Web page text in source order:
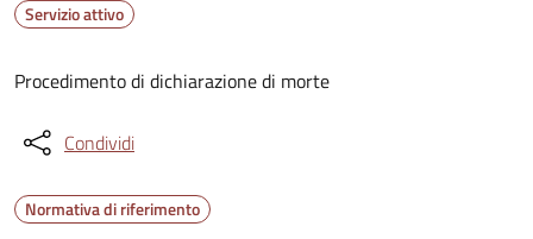
Servizio attivo
Procedimento di dichiarazione di morte
Condividi
Normativa di riferimento